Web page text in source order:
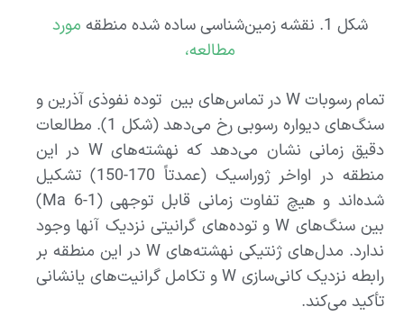
شکل 1. نقشه زمین‌شناسی ساده شده منطقه
مورد
مطالعه،
تمام رسوبات W در تماس‌های بین توده نفوذی آذرین و
سنگ‌های دیواره رسوبی رخ می‌دهد (شکل 1). مطالعات
دقیق زمانی نشان می‌دهد که نهشته‌های W در این
منطقه در اواخر ژوراسیک (عمدتاً 170-150) تشکیل
شده‌اند و هیچ تفاوت زمانی قابل توجهی (1-6 Ma)
بین سنگ‌های W و توده‌های گرانیتی نزدیک آنها وجود
ندارد. مدل‌های ژنتیکی نهشته‌های W در این منطقه بر
رابطه نزدیک کانی‌سازی W و تکامل گرانیت‌های یانشانی
تأکید می‌کند.